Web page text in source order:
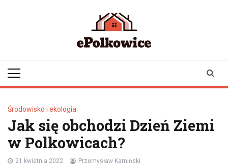
Środowisko i ekologia
Jak się obchodzi Dzień Ziemi
w Polkowicach?
21 kwietnia 2022 Przemysław Kamiński